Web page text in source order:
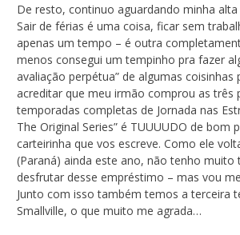
De resto, continuo aguardando minha alta
Sair de férias é uma coisa, ficar sem
apenas um tempo – é outra
menos consegui um tempinho pra fazer
avaliação perpétua” de algumas coisinhas
acreditar que meu irmão comprou as três
temporadas completas de Jornada nas
The Original Series” é TUUUUDO de bom
carteirinha que vos escreve. Como ele
(Paraná) ainda este ano, não tenho muito
desfrutar desse empréstimo – mas vou
Junto com isso também temos a terceira
Smallville, o que muito me agrada…